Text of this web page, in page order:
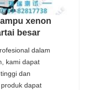
xenon
besar
dalam
kami dapat
dan
dapat